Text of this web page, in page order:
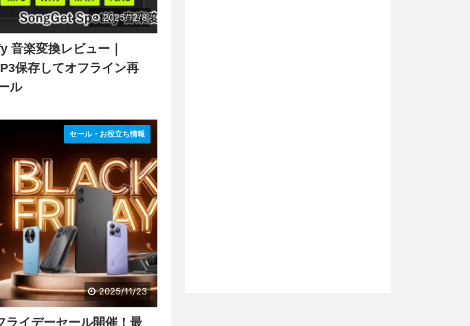
2025/12/8
楽変換レビュー｜
保存してオフライン再
ル
セール・お役立ち情報
2025/11/23
ライデーセール開催！最